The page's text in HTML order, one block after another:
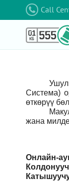
Call
Система)
өткөрүү
жана
Онлайн-